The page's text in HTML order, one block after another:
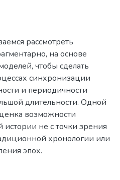
рассмотреть
на основе
чтобы сделать
синхронизации
и периодичности
длительности. Одной
возможности
не с точки зрения
хронологии или
эпох.